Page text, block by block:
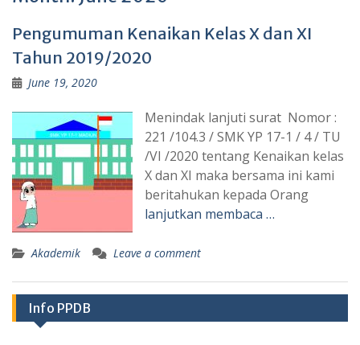
Pengumuman Kenaikan Kelas X dan XI
Tahun 2019/2020
June 19, 2020
Menindak lanjuti surat Nomor :
221 /104.3 / SMK YP 17-1 / 4 / TU
/VI /2020 tentang Kenaikan kelas
X dan XI maka bersama ini kami
beritahukan kepada Orang
lanjutkan membaca …
Akademik Leave a comment
Info PPDB